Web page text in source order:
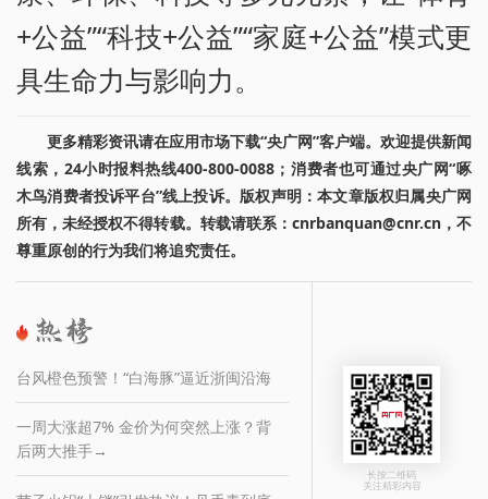
+公益”“科技+公益”“家庭+公益”模式更
具生命力与影响力。
更多精彩资讯请在应用市场下载“央广网”客户端。欢迎提供新闻
线索，24小时报料热线400-800-0088；消费者也可通过央广网“啄
木鸟消费者投诉平台”线上投诉。版权声明：本文章版权归属央广网
所有，未经授权不得转载。转载请联系：cnrbanquan@cnr.cn，不
尊重原创的行为我们将追究责任。
台风橙色预警！“白海豚”逼近浙闽沿海
一周大涨超7% 金价为何突然上涨？背
后两大推手→
长按二维码
关注精彩内容